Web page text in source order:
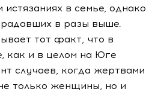
истязаниях в семье, однако
в разы выше.
тот факт, что в
как и в целом на Юге
случаев, когда жертвами
только женщины, но и